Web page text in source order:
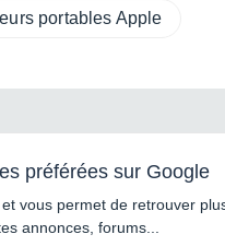
portables Apple
préférées sur Google
vous permet de retrouver
annonces, forums...